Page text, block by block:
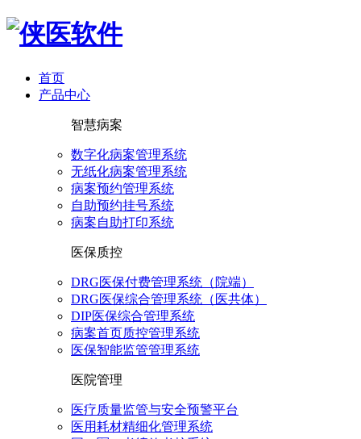
首页
产品中心
智慧病案
数字化病案管理系统
无纸化病案管理系统
病案预约管理系统
自助预约挂号系统
病案自助打印系统
医保质控
DRG医保付费管理系统（院端）
DRG医保综合管理系统（医共体）
DIP医保综合管理系统
病案首页质控管理系统
医保智能监管管理系统
医院管理
医疗质量监管与安全预警平台
医用耗材精细化管理系统